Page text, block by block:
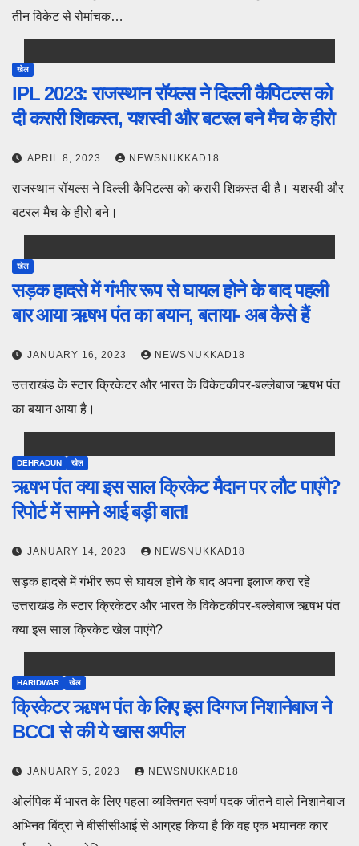
तीन विकेट से रोमांचक…
खेल
IPL 2023: राजस्थान रॉयल्स ने दिल्ली कैपिटल्स को
दी करारी शिकस्त, यशस्वी और बटरल बने मैच के हीरो
APRIL 8, 2023 NEWSNUKKAD18
राजस्थान रॉयल्स ने दिल्ली कैपिटल्स को करारी शिकस्त दी है। यशस्वी और
बटरल मैच के हीरो बने।
खेल
सड़क हादसे में गंभीर रूप से घायल होने के बाद पहली
बार आया ऋषभ पंत का बयान, बताया- अब कैसे हैं
JANUARY 16, 2023 NEWSNUKKAD18
उत्तराखंड के स्टार क्रिकेटर और भारत के विकेटकीपर-बल्लेबाज ऋषभ पंत
का बयान आया है।
DEHRADUN खेल
ऋषभ पंत क्या इस साल क्रिकेट मैदान पर लौट पाएंगे?
रिपोर्ट में सामने आई बड़ी बात!
JANUARY 14, 2023 NEWSNUKKAD18
सड़क हादसे में गंभीर रूप से घायल होने के बाद अपना इलाज करा रहे
उत्तराखंड के स्टार क्रिकेटर और भारत के विकेटकीपर-बल्लेबाज ऋषभ पंत
क्या इस साल क्रिकेट खेल पाएंगे?
HARIDWAR खेल
क्रिकेटर ऋषभ पंत के लिए इस दिग्गज निशानेबाज ने
BCCI से की ये खास अपील
JANUARY 5, 2023 NEWSNUKKAD18
ओलंपिक में भारत के लिए पहला व्यक्तिगत स्वर्ण पदक जीतने वाले निशानेबाज
अभिनव बिंद्रा ने बीसीसीआई से आग्रह किया है कि वह एक भयानक कार